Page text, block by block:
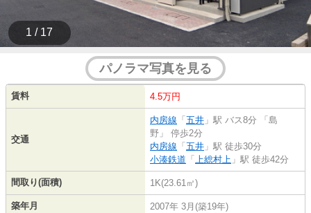
1 / 17
パノラマ写真を見る
賃料 4.5万円
交通
内房線 「 五井 」駅 バス8分 「島
野」 停歩2分
内房線 「 五井 」駅 徒歩30分
小湊鉄道 「 上総村上 」駅 徒歩42分
間取り(面積) 1K(23.61㎡)
築年月 2007年 3月(築19年)